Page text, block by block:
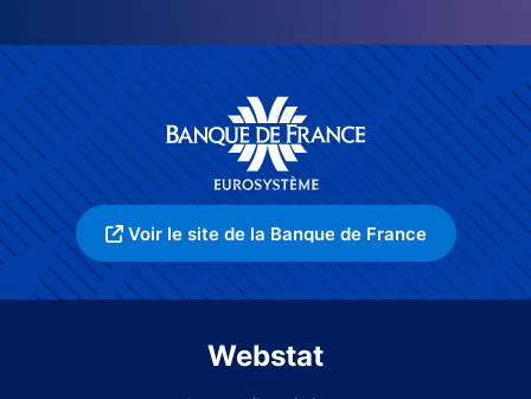
Voir le site de la Banque de France
Webstat